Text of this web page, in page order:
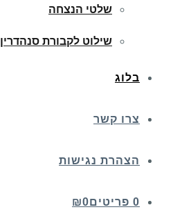
שלטי הנצחה
שילוט לקבורת סנהדרין
בלוג
צרו קשר
הצהרת נגישות
0 פריטים ₪0